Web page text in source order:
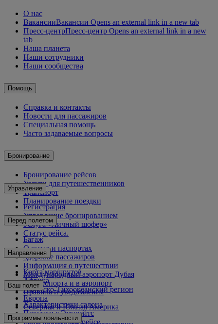
О нас
ВакансииВакансии Opens an external link in a new tab
Пресс-центрПресс-центр Opens an external link in a new
tab
Наша планета
Наши сотрудники
Наши сообщества
Помощь
Справка и контакты
Новости для пассажиров
Специальная помощь
Часто задаваемые вопросы
Бронирование
Бронирование рейсов
Услуги для путешественников
Транспорт
Планирование поездки
Управление
Регистрация
Управление бронированием
Услуга «Личный шофер»
Статус рейса.
Перед полетом
Багаж
О визах и паспортах
Здоровье пассажиров
Информация о путешествии
Международный аэропорт Дубая
Из аэропорта и в аэропорт
Правила и уведомления
Направления
Карта маршрутов
Африка
Азиатско-Тихоокеанский регион
Европа
Северная и Южная Америка
Ближний Восток
Ваш полет
Характеристики салона
Покупки с Эмирейтс
Услуги на вашем рейсе
Программы лояльности